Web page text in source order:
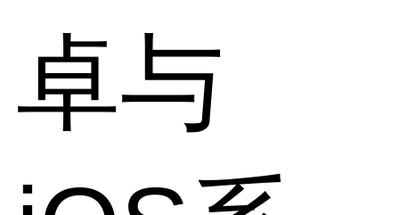
卓与